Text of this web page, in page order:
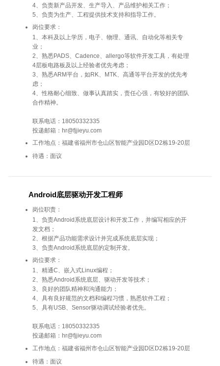
4、负责新产品开发、生产导入、产品维护相关工作；
5、负责为生产、工程提供技术支持和指导工作。
岗位要求：
1、本科及以上学历，电子、物理、通讯、自动化等相关专
业；
2、熟悉PADS、Cadence、allergo等软件开发工具，有处理
4层板电路板及以上经验者优先考虑；
3、熟悉ARM平台，如RK、MTK、高通等平台开发的优先考
虑；
4、性格耐心细致、做事认真踏实，责任心强，有较好的团队
合作精神。
联系电话：18050332335
投递邮箱：hr@fjjieyu.com
工作地点：福建省福州市仓山区智能产业园D区D2栋19-20层
待遇：面议
Android底层驱动开发工程师
岗位职责：
1、负责Android系统底层设计和开发工作，并编写相应的开
发文档；
2、根据产品功能需求设计并完成系统底层实现；
3、负责Android系统底层的定制开发。
岗位要求：
1、精通C、嵌入式Linux编程；
2、熟悉Android系统底层、驱动开发等技术；
3、良好的团队精神和沟通能力；
4、具有良好规范的文档和编程习惯，熟悉软件工程；
5、具有USB、Sensor驱动调试经验者优先。
联系电话：18050332335
投递邮箱：hr@fjjieyu.com
工作地点：福建省福州市仓山区智能产业园D区D2栋19-20层
待遇：面议